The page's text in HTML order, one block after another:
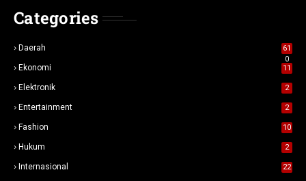
Categories
Daerah
61
0
Ekonomi 11
Elektronik 2
Entertainment 2
Fashion 10
Hukum 2
Internasional 22